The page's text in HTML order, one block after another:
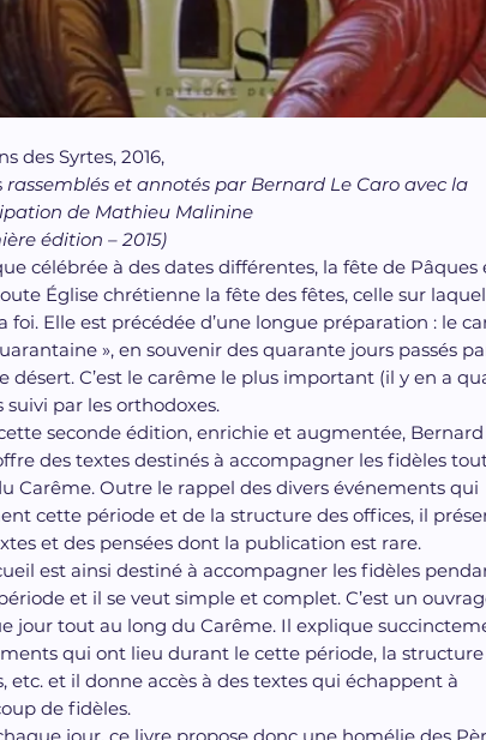
des Syrtes, 2016,
rassemblés et annotés par Bernard Le Caro avec la
de Mathieu Malinine
édition – 2015)
célébrée à des dates différentes, la fête de Pâques
Église chrétienne la fête des fêtes, celle sur
foi. Elle est précédée d’une longue préparation : le
», en souvenir des quarante jours passés
désert. C’est le carême le plus important (il y en a
suivi par les orthodoxes.
seconde édition, enrichie et augmentée,
des textes destinés à accompagner les fidèles
Carême. Outre le rappel des divers événements qui
cette période et de la structure des offices, il
et des pensées dont la publication est rare.
est ainsi destiné à accompagner les fidèles
et il se veut simple et complet. C’est un
jour tout au long du Carême. Il explique
qui ont lieu durant le cette période, la structure
etc. et il donne accès à des textes qui échappent à
de fidèles.